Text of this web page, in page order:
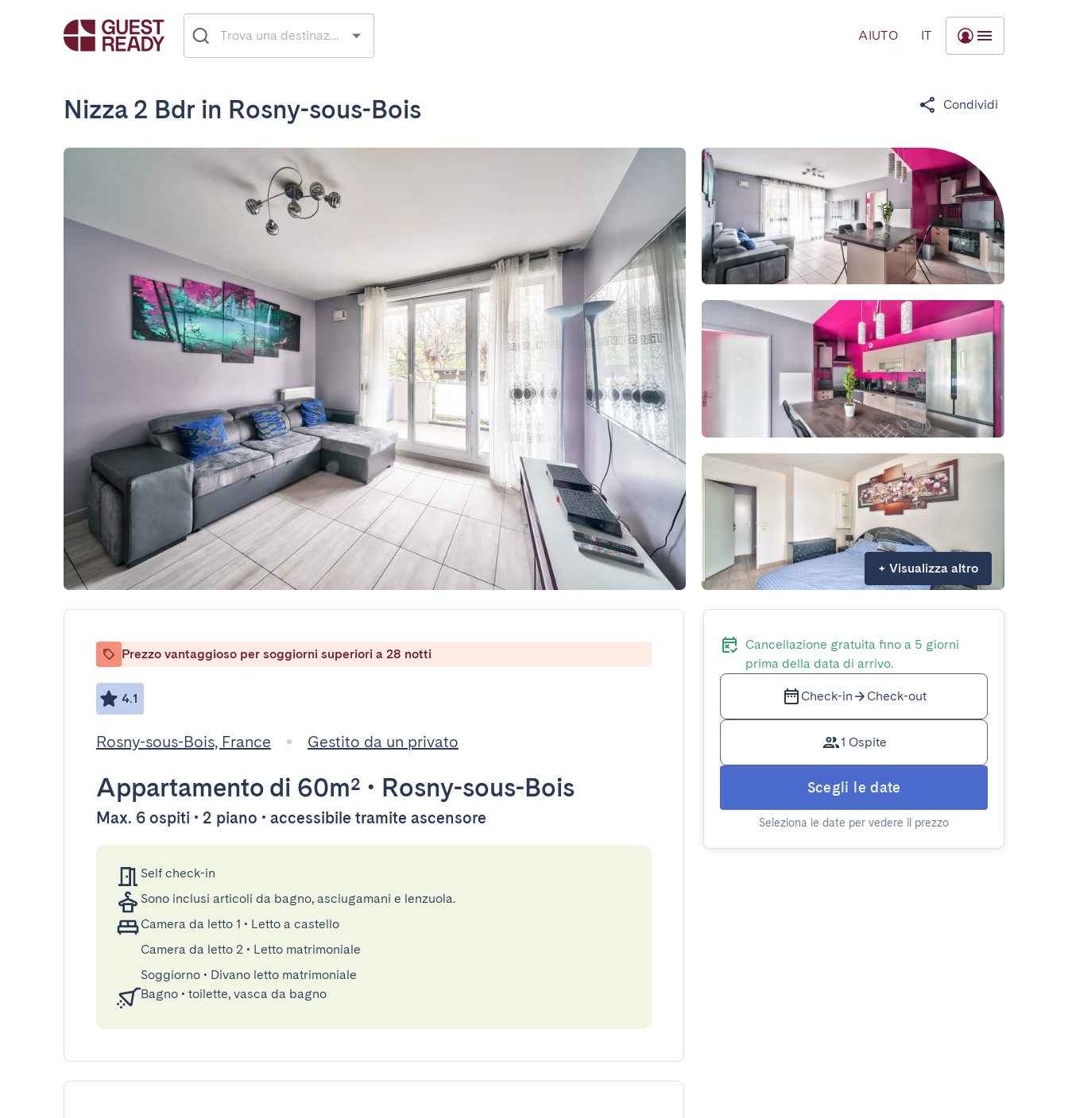
AIUTO IT
Nizza 2 Bdr in Rosny-sous-Bois Condividi
+ Visualizza altro
Prezzo vantaggioso per soggiorni superiori a 28 notti
4.1
Rosny-sous-Bois, France Gestito da un privato
Appartamento di 60m² • Rosny-sous-Bois
Max. 6 ospiti • 2 piano • accessibile tramite ascensore
Self check-in
Sono inclusi articoli da bagno, asciugamani e lenzuola.
Camera da letto 1 • Letto a castello
Camera da letto 2 • Letto matrimoniale
Soggiorno • Divano letto matrimoniale
Bagno • toilette, vasca da bagno
Cancellazione gratuita fino a 5 giorni
prima della data di arrivo.
Check-in Check-out
1 Ospite
Scegli le date
Seleziona le date per vedere il prezzo